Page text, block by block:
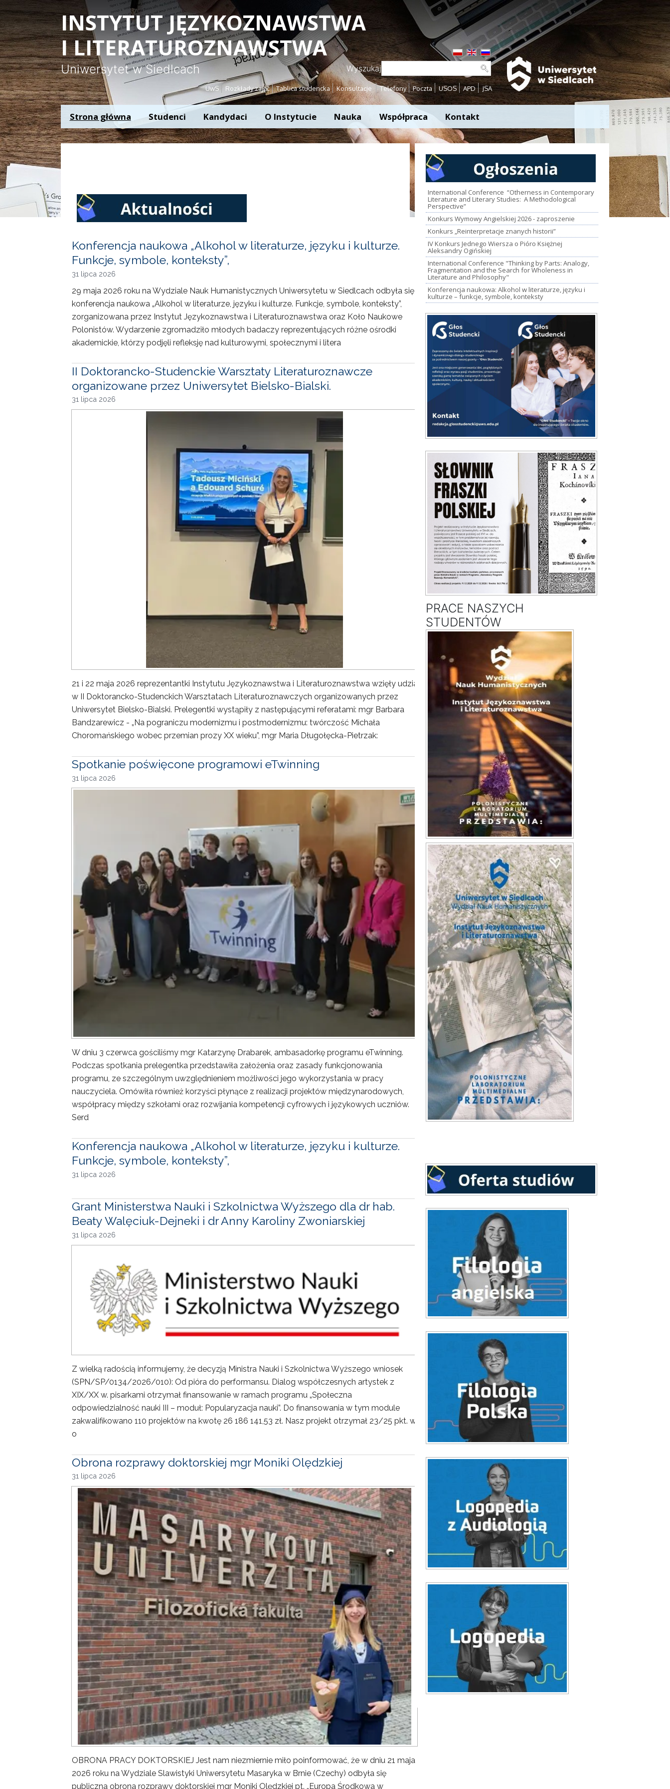
Panel zarządzania plikami cookies
INSTYTUT JĘZYKOZNAWSTWA
I LITERATUROZNAWSTWA
Uniwersytet w Siedlcach Wyszukaj
UwS Rozkłady zajęć Tablica studencka Konsultacje Telefony Poczta USOS APD JSA
Strona główna Studenci Kandydaci O Instytucie Nauka Współpraca Kontakt
Konferencja naukowa „Alkohol w literaturze, języku i kulturze.
Funkcje, symbole, konteksty”,
31 lipca 2026
29 maja 2026 roku na Wydziale Nauk Humanistycznych Uniwersytetu w Siedlcach odbyła się
konferencja naukowa „Alkohol w literaturze, języku i kulturze. Funkcje, symbole, konteksty”,
zorganizowana przez Instytut Językoznawstwa i Literaturoznawstwa oraz Koło Naukowe
Polonistów. Wydarzenie zgromadziło młodych badaczy reprezentujących różne ośrodki
akademickie, którzy podjęli refleksję nad kulturowymi, społecznymi i litera
II Doktorancko-Studenckie Warsztaty Literaturoznawcze
organizowane przez Uniwersytet Bielsko-Bialski.
31 lipca 2026
21 i 22 maja 2026 reprezentantki Instytutu Językoznawstwa i Literaturoznawstwa wzięły udział
w II Doktorancko-Studenckich Warsztatach Literaturoznawczych organizowanych przez
Uniwersytet Bielsko-Bialski. Prelegentki wystąpiły z następującymi referatami: mgr Barbara
Bandzarewicz - „Na pograniczu modernizmu i postmodernizmu: twórczość Michała
Choromańskiego wobec przemian prozy XX wieku”, mgr Maria Długołęcka-Pietrzak:
Spotkanie poświęcone programowi eTwinning
31 lipca 2026
W dniu 3 czerwca gościliśmy mgr Katarzynę Drabarek, ambasadorkę programu eTwinning.
Podczas spotkania prelegentka przedstawiła założenia oraz zasady funkcjonowania
programu, ze szczególnym uwzględnieniem możliwości jego wykorzystania w pracy
nauczyciela. Omówiła również korzyści płynące z realizacji projektów międzynarodowych,
współpracy między szkołami oraz rozwijania kompetencji cyfrowych i językowych uczniów.
Serd
Konferencja naukowa „Alkohol w literaturze, języku i kulturze.
Funkcje, symbole, konteksty”,
31 lipca 2026
Grant Ministerstwa Nauki i Szkolnictwa Wyższego dla dr hab.
Beaty Walęciuk-Dejneki i dr Anny Karoliny Zwoniarskiej
31 lipca 2026
Z wielką radością informujemy, że decyzją Ministra Nauki i Szkolnictwa Wyższego wniosek
(SPN/SP/0134/2026/010): Od pióra do performansu. Dialog współczesnych artystek z
XIX/XX w. pisarkami otrzymał finansowanie w ramach programu „Społeczna
odpowiedzialność nauki III – moduł: Popularyzacja nauki”. Do finansowania w tym module
zakwalifikowano 110 projektów na kwotę 26 186 141,53 zł. Nasz projekt otrzymał 23/25 pkt. w
o
Obrona rozprawy doktorskiej mgr Moniki Olędzkiej
31 lipca 2026
OBRONA PRACY DOKTORSKIEJ Jest nam niezmiernie miło poinformować, że w dniu 21 maja
2026 roku na Wydziale Slawistyki Uniwersytetu Masaryka w Brnie (Czechy) odbyła się
publiczna obrona rozprawy doktorskiej mgr Moniki Olędzkiej pt. „Europa Środkowa w
International Conference “Otherness in Contemporary
Literature and Literary Studies: A Methodological
Perspective”
Konkurs Wymowy Angielskiej 2026 - zaproszenie
Konkurs „Reinterpretacje znanych historii”
IV Konkurs Jednego Wiersza o Pióro Księżnej
Aleksandry Ogińskiej
International Conference "Thinking by Parts: Analogy,
Fragmentation and the Search for Wholeness in
Literature and Philosophy"
Konferencja naukowa: Alkohol w literaturze, języku i
kulturze – funkcje, symbole, konteksty
PRACE NASZYCH
STUDENTÓW